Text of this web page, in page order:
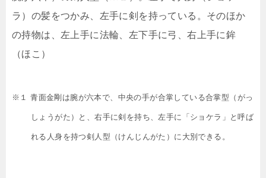
ラ）の髪をつかみ、左手に剣を持っている。そのほか
の持物は、左上手に法輪、左下手に弓、右上手に鉾
（ほこ）
※１ 青面金剛は腕が六本で、中央の手が合掌している合掌型（がっ
しょうがた）と、右手に剣を持ち、左手に「ショケラ」と呼ば
れる人身を持つ剣人型（けんじんがた）に大別できる。